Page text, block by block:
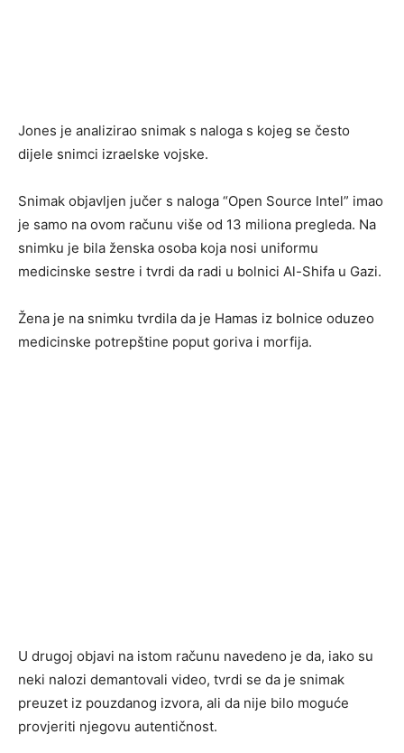
Jones je analizirao snimak s naloga s kojeg se često
dijele snimci izraelske vojske.
Snimak objavljen jučer s naloga “Open Source Intel” imao
je samo na ovom računu više od 13 miliona pregleda. Na
snimku je bila ženska osoba koja nosi uniformu
medicinske sestre i tvrdi da radi u bolnici Al-Shifa u Gazi.
Žena je na snimku tvrdila da je Hamas iz bolnice oduzeo
medicinske potrepštine poput goriva i morfija.
U drugoj objavi na istom računu navedeno je da, iako su
neki nalozi demantovali video, tvrdi se da je snimak
preuzet iz pouzdanog izvora, ali da nije bilo moguće
provjeriti njegovu autentičnost.